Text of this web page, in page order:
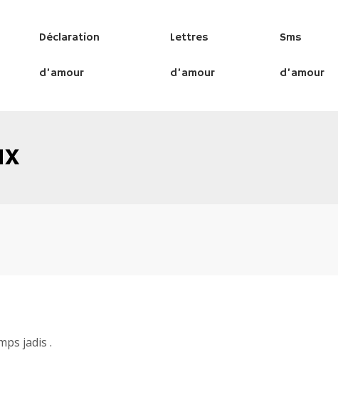
Déclaration
d’amour
Lettres
d’amour
Sms
d’amour
jadis .